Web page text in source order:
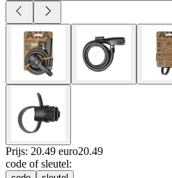
Prijs: 20.49 euro20.49
code of sleutel: